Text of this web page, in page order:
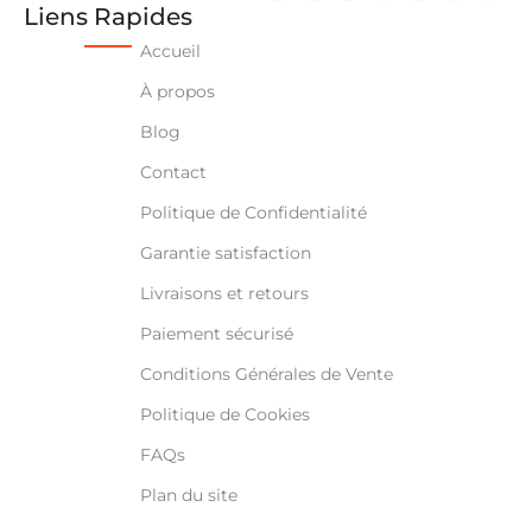
Liens Rapides
Accueil
À propos
Blog
Contact
Politique de Confidentialité
Garantie satisfaction
Livraisons et retours
Paiement sécurisé
Conditions Générales de Vente
Politique de Cookies
FAQs
Plan du site